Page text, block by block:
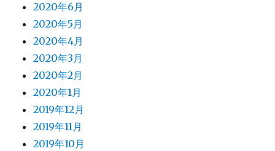
2020年6月
2020年5月
2020年4月
2020年3月
2020年2月
2020年1月
2019年12月
2019年11月
2019年10月